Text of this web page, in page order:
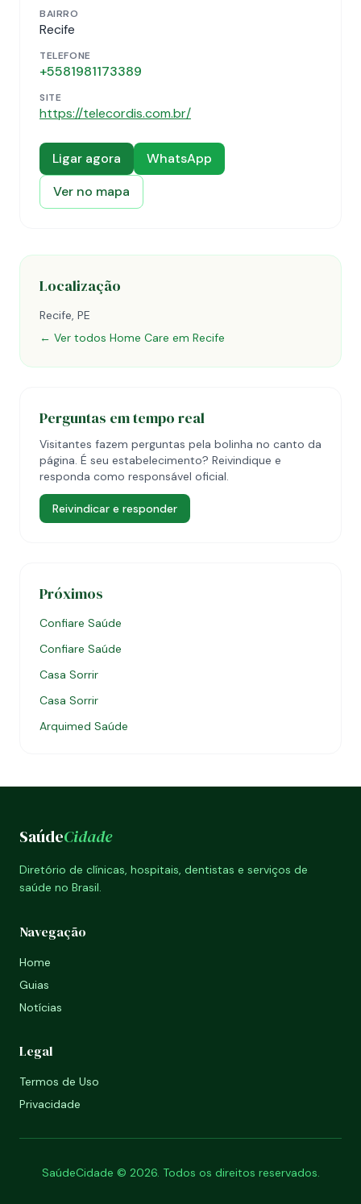
BAIRRO
Recife
TELEFONE
+5581981173389
SITE
https://telecordis.com.br/
Ligar agora
WhatsApp
Ver no mapa
Localização
Recife, PE
← Ver todos Home Care em Recife
Perguntas em tempo real
Visitantes fazem perguntas pela bolinha no canto da
página. É seu estabelecimento? Reivindique e
responda como responsável oficial.
Reivindicar e responder
Próximos
Confiare Saúde
Confiare Saúde
Casa Sorrir
Casa Sorrir
Arquimed Saúde
SaúdeCidade
Diretório de clínicas, hospitais, dentistas e serviços de
saúde no Brasil.
Navegação
Home
Guias
Notícias
Legal
Termos de Uso
Privacidade
SaúdeCidade © 2026. Todos os direitos reservados.